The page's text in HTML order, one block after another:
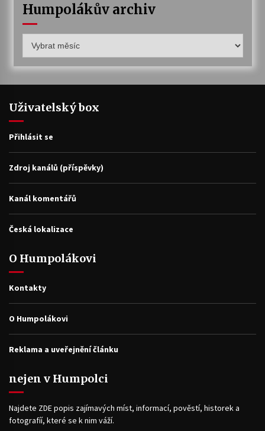
Humpolákův archiv
archiv
Uživatelský box
Přihlásit se
Zdroj kanálů (příspěvky)
Kanál komentářů
Česká lokalizace
O Humpolákovi
Kontakty
O Humpolákovi
Reklama a uveřejnění článku
nejen v Humpolci
Najdete ZDE popis zajímavých míst, informací, pověstí, historek a
fotografíí, které se k nim váží.